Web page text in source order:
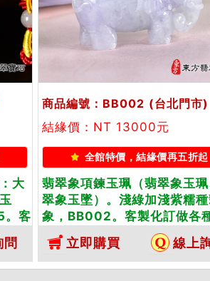
大
。客
項
問
商品編號：BB002 (台北門市)
結緣價：NT 13000元
全館特價，結緣價再五折起
翡翠象項鍊玉珮（翡翠象玉
翠象玉墜）。淺綠加淺紫糯
象，BB002。客製化訂做各
象吊墜玉珮項鍊。★附東方翡
石保證卡
立即購買 線上